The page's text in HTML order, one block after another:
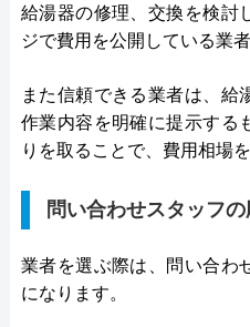
給湯器の修理、交換を検討
ジで費用を公開している業
また信頼できる業者は、給
作業内容を明確に提示する
りを取ることで、費用相場
問い合わせスタッフ
業者を選ぶ際は、問い合わ
になります。